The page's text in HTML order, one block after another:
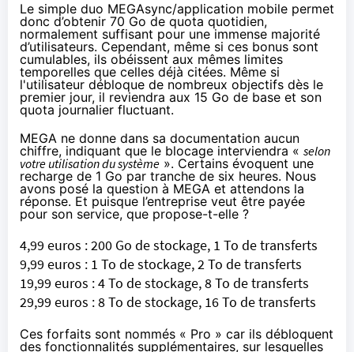
Le simple duo MEGAsync/application mobile permet
donc d’obtenir 70 Go de quota quotidien,
normalement suffisant pour une immense majorité
d’utilisateurs. Cependant, même si ces bonus sont
cumulables, ils obéissent aux mêmes limites
temporelles que celles déjà citées. Même si
l'utilisateur débloque de nombreux objectifs dès le
premier jour, il reviendra aux 15 Go de base et son
quota journalier fluctuant.
MEGA ne donne dans sa documentation aucun
chiffre, indiquant que le blocage interviendra « selon
votre utilisation du système ». Certains évoquent une
recharge de 1 Go par tranche de six heures. Nous
avons posé la question à MEGA et attendons la
réponse. Et puisque l’entreprise veut être payée
pour son service, que propose-t-elle ?
4,99 euros : 200 Go de stockage, 1 To de transferts
9,99 euros : 1 To de stockage, 2 To de transferts
19,99 euros : 4 To de stockage, 8 To de transferts
29,99 euros : 8 To de stockage, 16 To de transferts
Ces forfaits sont nommés « Pro » car ils débloquent
des fonctionnalités supplémentaires, sur lesquelles